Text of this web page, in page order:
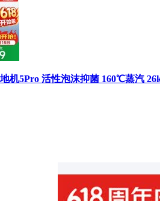
机5Pro 活性泡沫抑菌 160℃蒸汽